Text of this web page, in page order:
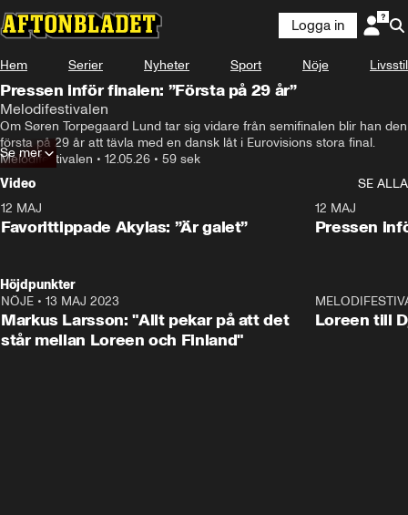
Logga in
Hem Serier Nyheter Sport Nöje Livsstil
Pressen inför finalen: ”Första på 29 år”
Melodifestivalen
Om Søren Torpegaard Lund tar sig vidare från semifinalen blir han den
första på 29 år att tävla med en dansk låt i Eurovisions stora final.
Melodifestivalen • 12.05.26 • 59 sek
Se mer
Video
SE ALLA
12 MAJ
Favorittippade Akylas: ”Är galet”
12 MAJ
Pressen
Höjdpunkter
NÖJE • 13 MAJ 2023
Markus Larsson: "Allt pekar på att det
står mellan Loreen och Finland"
Loreen till